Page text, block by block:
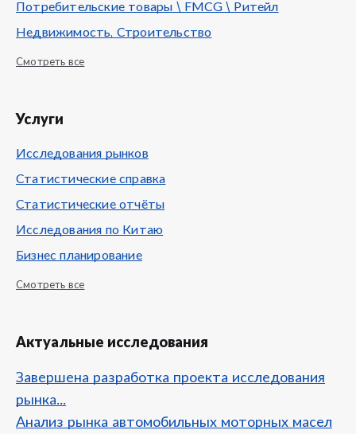
Потребительские товары \ FMCG \ Ритейл
Недвижимость, Строительство
Смотреть все
Услуги
Исследования рынков
Статистические справка
Статистические отчёты
Исследования по Китаю
Бизнес планирование
Смотреть все
Актуальные исследования
Завершена разработка проекта исследования
рынка...
Анализ рынка автомобильных моторных масел